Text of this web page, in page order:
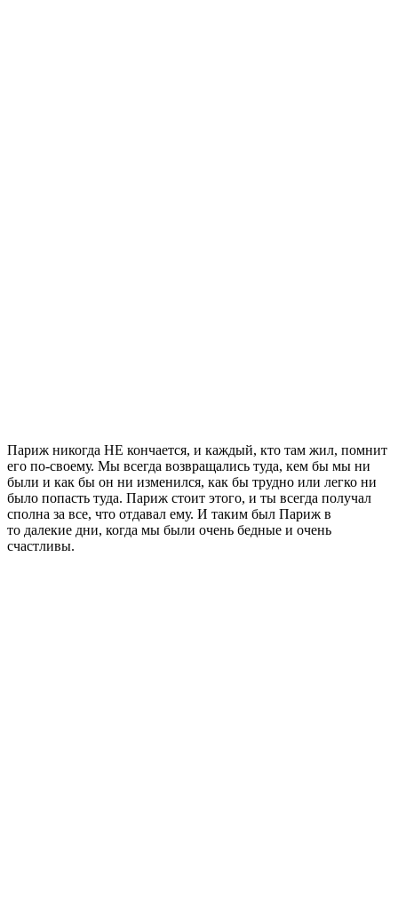
Париж никогда НЕ кончается, и каждый, кто там жил, помнит
его по-своему. Мы всегда возвращались туда, кем бы мы ни
были и как бы он ни изменился, как бы трудно или легко ни
было попасть туда. Париж стоит этого, и ты всегда получал
сполна за все, что отдавал ему. И таким был Париж в
то далекие дни, когда мы были очень бедные и очень
счастливы.